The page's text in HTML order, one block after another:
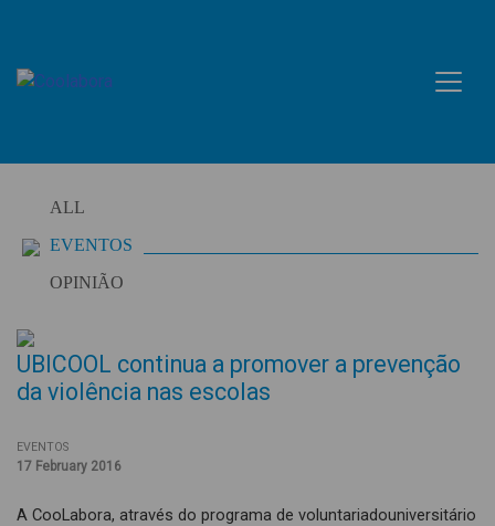
content
ALL
EVENTOS
OPINIÃO
UBICOOL continua a promover a prevenção
da violência nas escolas
EVENTOS
17 February 2016
A CooLabora, através do programa de voluntariadouniversitário